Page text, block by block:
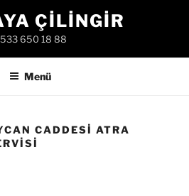
ÇILINGIR
650 18 88
Menü
CADDESI ATRA